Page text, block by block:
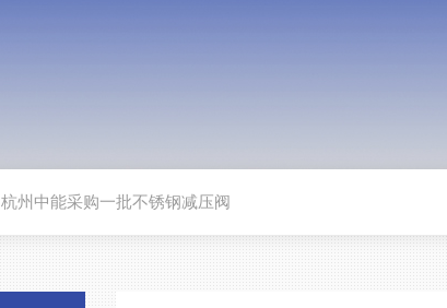
杭州中能采购一批不锈钢减压阀